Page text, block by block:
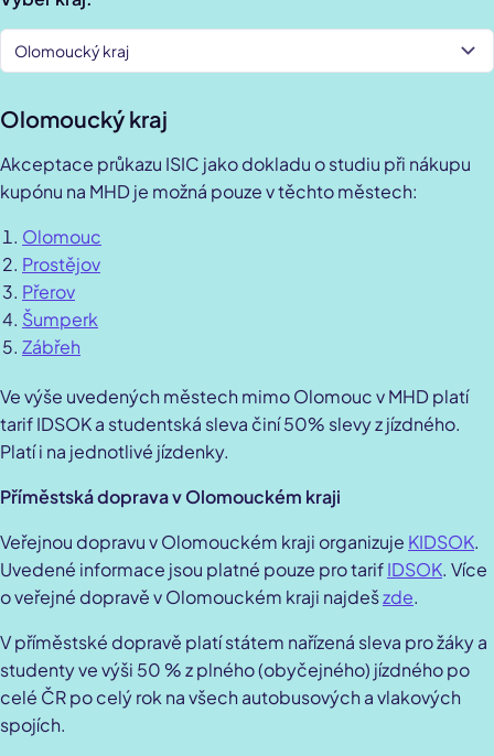
Olomoucký kraj
Olomoucký kraj
Akceptace průkazu ISIC jako dokladu o studiu při nákupu
kupónu na MHD je možná pouze v těchto městech:
Olomouc
Prostějov
Přerov
Šumperk
Zábřeh
Ve výše uvedených městech mimo Olomouc v MHD platí
tarif IDSOK a studentská sleva činí 50% slevy z jízdného.
Platí i na jednotlivé jízdenky.
Příměstská doprava v Olomouckém kraji
Veřejnou dopravu v Olomouckém kraji organizuje KIDSOK.
Uvedené informace jsou platné pouze pro tarifIDSOK. Více
o veřejné dopravě v Olomouckém kraji najdešzde.
V příměstské dopravě platí státem nařízená sleva pro žáky a
studenty ve výši 50 % z plného (obyčejného) jízdného po
celé ČR po celý rok na všech autobusových a vlakových
spojích.